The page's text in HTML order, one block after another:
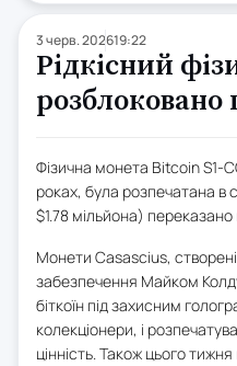
3 черв. 202619:22
Рідкісний
розблоковано
Фізична монета Bitcoin S1-
роках, була розпечатана в
$1.78 мільйона)
Монети Casascius,
забезпечення Майком
біткоїн під захисним
колекціонери, і
цінність. Також цього